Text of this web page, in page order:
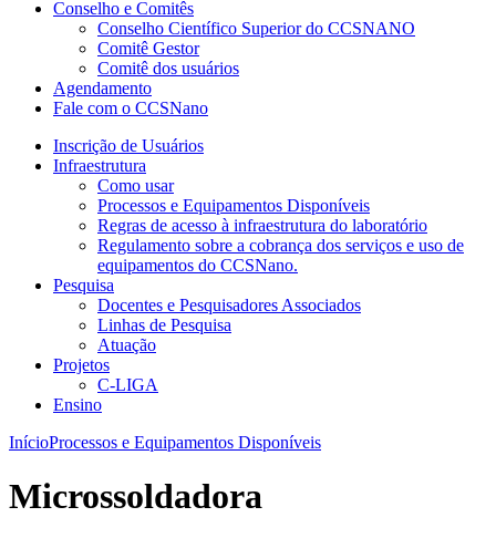
Conselho e Comitês
Conselho Científico Superior do CCSNANO
Comitê Gestor
Comitê dos usuários
Agendamento
Fale com o CCSNano
Inscrição de Usuários
Infraestrutura
Como usar
Processos e Equipamentos Disponíveis
Regras de acesso à infraestrutura do laboratório
Regulamento sobre a cobrança dos serviços e uso de
equipamentos do CCSNano.
Pesquisa
Docentes e Pesquisadores Associados
Linhas de Pesquisa
Atuação
Projetos
C-LIGA
Ensino
InícioProcessos e Equipamentos Disponíveis
Microssoldadora